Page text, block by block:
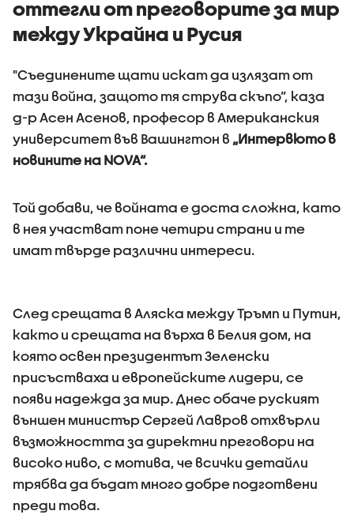
оттегли от преговорите за мир
между Украйна и Русия
"Съединените щати искат да излязат от
тази война, защото тя струва скъпо”, каза
д-р Асен Асенов, професор в Американския
университет във Вашингтон в „Интервюто в
новините на NOVA“.
Той добави, че войната е доста сложна, като
в нея участват поне четири страни и те
имат твърде различни интереси.
След срещата в Аляска между Тръмп и Путин,
както и срещата на върха в Белия дом, на
която освен президентът Зеленски
присъстваха и европейските лидери, се
появи надежда за мир. Днес обаче руският
външен министър Сергей Лавров отхвърли
възможността за директни преговори на
високо ниво, с мотива, че всички детайли
трябва да бъдат много добре подготвени
преди това.